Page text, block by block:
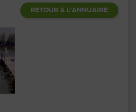
RETOUR À L'ANNUAIRE